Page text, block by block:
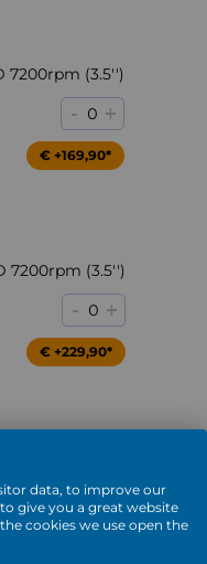
7200rpm (3.5'')
- 0 +
€ +169,90*
7200rpm (3.5'')
- 0 +
€ +229,90*
data, to improve our
give you a great website
cookies we use open the